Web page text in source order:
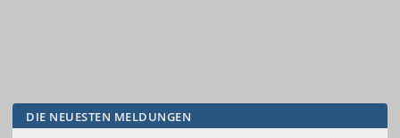
DIE NEUESTEN MELDUNGEN